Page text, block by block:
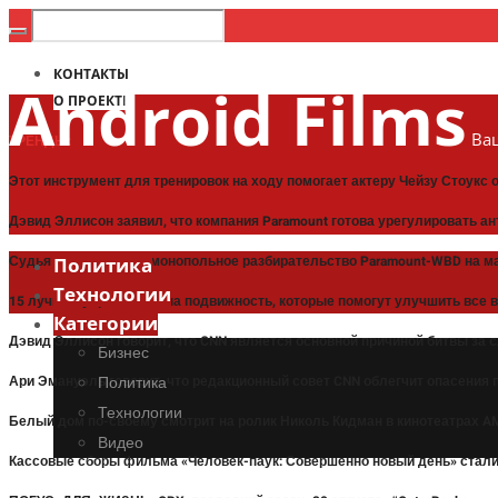
КОНТАКТЫ
О ПРОЕКТЕ
ТРЕНДЫ:
Этот инструмент для тренировок на ходу помогает актеру Чейзу
Дэвид Эллисон заявил, что компания Paramount готова урегулировать
Судья назначил антимонопольное разбирательство Paramount-WBD на
15 лучших упражнений на подвижность, которые помогут улучшить все
Дэвид Эллисон говорит, что CNN является основной причиной битвы за
Ари Эмануэль говорит, что редакционный совет CNN облегчит опасения
Белый дом по-своему смотрит на ролик Николь Кидман в кинотеатрах
Кассовые сборы фильма «Человек-паук: Совершенно новый день»
Android Films
Политика
Технологии
Категории
Бизнес
Политика
Технологии
Видео